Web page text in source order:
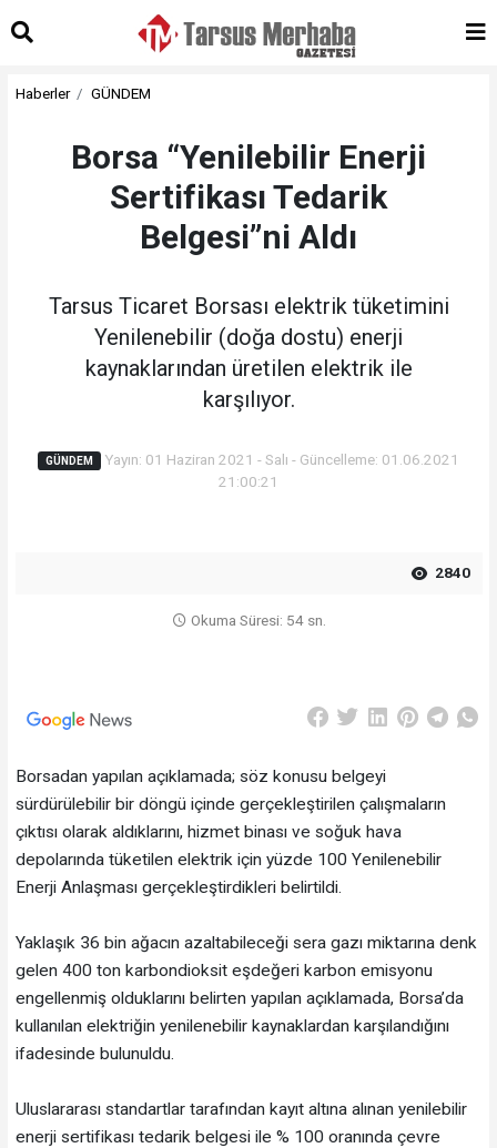
Haberler GÜNDEM
Borsa “Yenilebilir Enerji
Sertifikası Tedarik
Belgesi”ni Aldı
Tarsus Ticaret Borsası elektrik tüketimini
Yenilenebilir (doğa dostu) enerji
kaynaklarından üretilen elektrik ile
karşılıyor.
GÜNDEM
Yayın: 01 Haziran 2021 - Salı - Güncelleme: 01.06.2021
21:00:21
2840
Okuma Süresi: 54 sn.
Borsadan yapılan açıklamada; söz konusu belgeyi
sürdürülebilir bir döngü içinde gerçekleştirilen çalışmaların
çıktısı olarak aldıklarını, hizmet binası ve soğuk hava
depolarında tüketilen elektrik için yüzde 100 Yenilenebilir
Enerji Anlaşması gerçekleştirdikleri belirtildi.
Yaklaşık 36 bin ağacın azaltabileceği sera gazı miktarına denk
gelen 400 ton karbondioksit eşdeğeri karbon emisyonu
engellenmiş olduklarını belirten yapılan açıklamada, Borsa’da
kullanılan elektriğin yenilenebilir kaynaklardan karşılandığını
ifadesinde bulunuldu.
Uluslararası standartlar tarafından kayıt altına alınan yenilebilir
enerji sertifikası tedarik belgesi ile % 100 oranında çevre